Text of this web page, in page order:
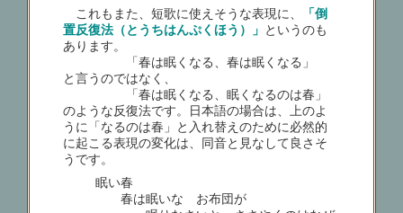
これもまた、短歌に使えそうな表現に、
「倒
置反復法（とうちはんぷくほう）」 というのも
あります。
「春は眠くなる、春は眠くなる」
と言うのではなく、
「春は眠くなる、眠くなるのは春」
のような反復法です。日本語の場合は、上のよ
うに「なるのは春」と入れ替えのために必然的
に起こる表現の変化は、同音と見なして良さそ
うです。
眠い春
春は眠いな お布団が